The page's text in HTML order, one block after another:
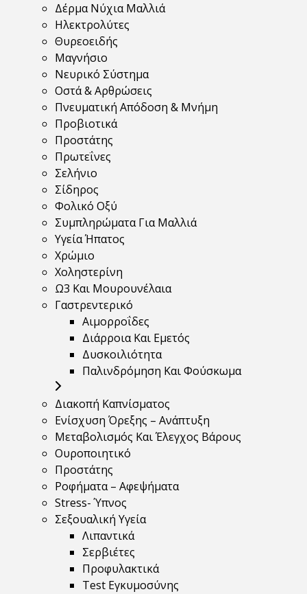
Δέρμα Νύχια Μαλλιά
Ηλεκτρολύτες
Θυρεοειδής
Μαγνήσιο
Νευρικό Σύστημα
Οστά & Αρθρώσεις
Πνευματική Απόδοση & Μνήμη
Προβιοτικά
Προστάτης
Πρωτεΐνες
Σελήνιο
Σίδηρος
Φολικό Οξύ
Συμπληρώματα Για Μαλλιά
Υγεία Ήπατος
Χρώμιο
Χοληστερίνη
Ω3 Και Μουρουνέλαια
Γαστρεντερικό
Αιμορροΐδες
Διάρροια Και Εμετός
Δυσκοιλιότητα
Παλινδρόμηση Και Φούσκωμα
Διακοπή Καπνίσματος
Ενίσχυση Όρεξης – Ανάπτυξη
Μεταβολισμός Και Έλεγχος Βάρους
Ουροποιητικό
Προστάτης
Ροφήματα – Αφεψήματα
Stress- Ύπνος
Σεξουαλική Υγεία
Λιπαντικά
Σερβιέτες
Προφυλακτικά
Test Εγκυμοσύνης